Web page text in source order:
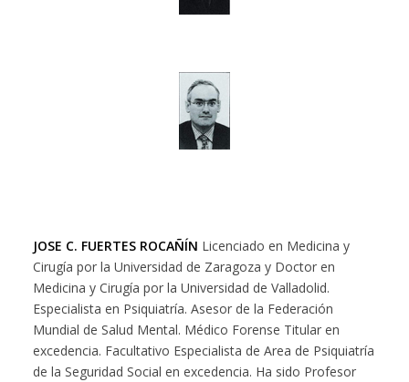
JOSE C. FUERTES ROCAÑÍN Licenciado en Medicina y
Cirugía por la Universidad de Zaragoza y Doctor en
Medicina y Cirugía por la Universidad de Valladolid.
Especialista en Psiquiatría. Asesor de la Federación
Mundial de Salud Mental. Médico Forense Titular en
excedencia. Facultativo Especialista de Area de Psiquiatría
de la Seguridad Social en excedencia. Ha sido Profesor